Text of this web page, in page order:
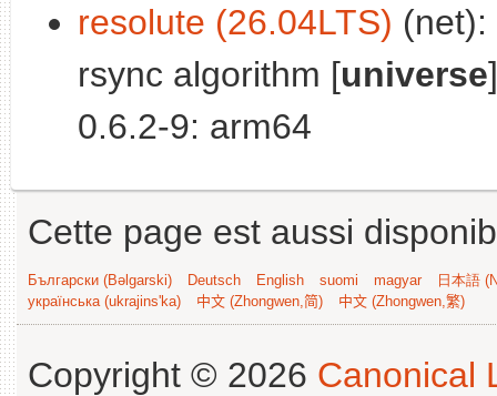
resolute (26.04LTS)
rsync algorithm [universe]
0.6.2-9: arm64
Cette page est aussi
Български (Bəlgarski) Deutsch English suomi magyar
日本語
українська (ukrajins'ka)
中文 (Zhongwen,简) 中文 (Zhongwen,繁)
Copyright © 2026 Canonical